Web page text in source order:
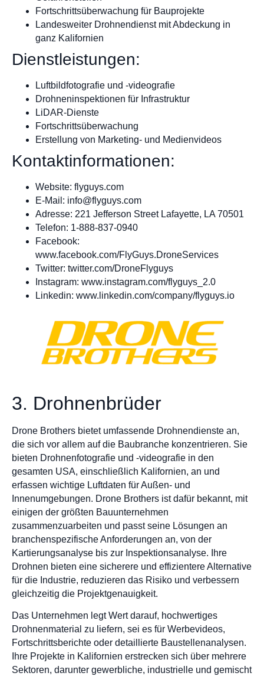
Fortschrittsüberwachung für Bauprojekte
Landesweiter Drohnendienst mit Abdeckung in
ganz Kalifornien
Dienstleistungen:
Luftbildfotografie und -videografie
Drohneninspektionen für Infrastruktur
LiDAR-Dienste
Fortschrittsüberwachung
Erstellung von Marketing- und Medienvideos
Kontaktinformationen:
Website: flyguys.com
E-Mail: info@flyguys.com
Adresse: 221 Jefferson Street Lafayette, LA 70501
Telefon: 1-888-837-0940
Facebook:
www.facebook.com/FlyGuys.DroneServices
Twitter: twitter.com/DroneFlyguys
Instagram: www.instagram.com/flyguys_2.0
Linkedin: www.linkedin.com/company/flyguys.io
3. Drohnenbrüder
Drone Brothers bietet umfassende Drohnendienste an,
die sich vor allem auf die Baubranche konzentrieren. Sie
bieten Drohnenfotografie und -videografie in den
gesamten USA, einschließlich Kalifornien, an und
erfassen wichtige Luftdaten für Außen- und
Innenumgebungen. Drone Brothers ist dafür bekannt, mit
einigen der größten Bauunternehmen
zusammenzuarbeiten und passt seine Lösungen an
branchenspezifische Anforderungen an, von der
Kartierungsanalyse bis zur Inspektionsanalyse. Ihre
Drohnen bieten eine sicherere und effizientere Alternative
für die Industrie, reduzieren das Risiko und verbessern
gleichzeitig die Projektgenauigkeit.
Das Unternehmen legt Wert darauf, hochwertiges
Drohnenmaterial zu liefern, sei es für Werbevideos,
Fortschrittsberichte oder detaillierte Baustellenanalysen.
Ihre Projekte in Kalifornien erstrecken sich über mehrere
Sektoren, darunter gewerbliche, industrielle und gemischt